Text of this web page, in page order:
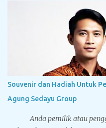
souvenir. Dibawah ini
eksklusif yang pernah
nikmati aneka gambar
sebagai referensi Anda
kami. Bantal Leher Bahan
untuk membuat bantal leher,
halus dan nyaman
memiliki dua metode
Untuk printing kelebihannya
Souvenir dan Hadiah Untuk
Agung Sedayu Group
Anda pemilik atau